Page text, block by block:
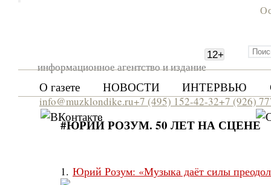
информационное агентство и издание
12+
О газете НОВОСТИ ИНТЕРВЬЮ
info@muzklondike.ru+7 (495) 152-42-32+7 (926)
#ЮРИЙ РОЗУМ. 50 ЛЕТ НА СЦЕНЕ
1. Юрий Розум: «Музыка даёт силы